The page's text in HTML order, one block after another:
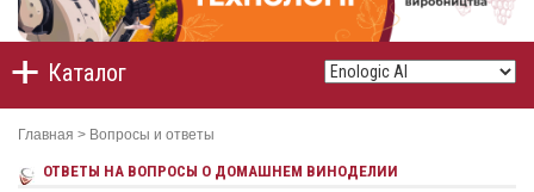
Каталог
Главная > Вопросы и ответы
ОТВЕТЫ НА ВОПРОСЫ О ДОМАШНЕМ ВИНОДЕЛИИ